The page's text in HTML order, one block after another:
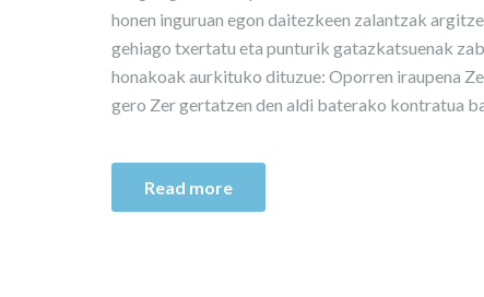
honen inguruan egon daitezkeen zalantzak
gehiago txertatu eta punturik gatazkatsuenak
honakoak aurkituko dituzue: Oporren iraupena
gero Zer gertatzen den aldi baterako kontratua
Read more